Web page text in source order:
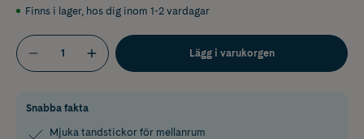
Finns i lager, hos dig inom 1-2 vardagar
Lägg i varukorgen
Snabba fakta
Mjuka tandstickor för mellanrum